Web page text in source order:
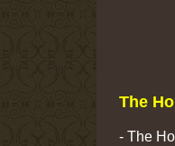
The
- The